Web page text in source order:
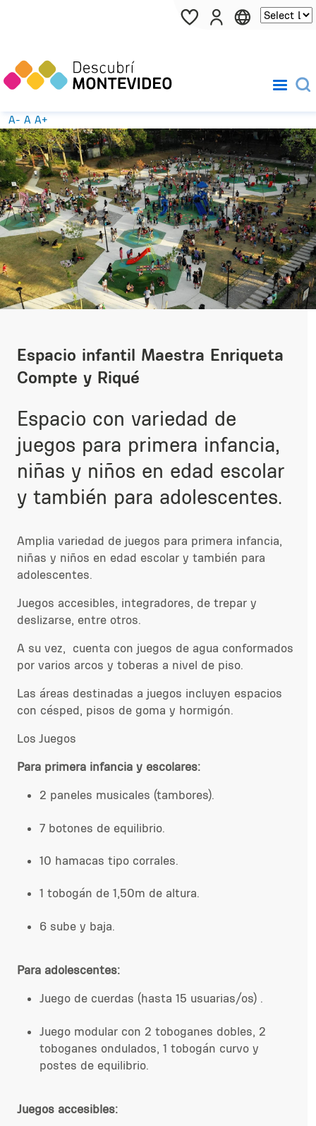
Pasar al contenido principal
A- A A+
Espacio infantil Maestra Enriqueta
Compte y Riqué
Espacio con variedad de
juegos para primera infancia,
niñas y niños en edad escolar
y también para adolescentes.
Amplia variedad de juegos para primera infancia,
niñas y niños en edad escolar y también para
adolescentes.
Juegos accesibles, integradores, de trepar y
deslizarse, entre otros.
A su vez, cuenta con juegos de agua conformados
por varios arcos y toberas a nivel de piso.
Las áreas destinadas a juegos incluyen espacios
con césped, pisos de goma y hormigón.
Los Juegos
Para primera infancia y escolares:
2 paneles musicales (tambores).
7 botones de equilibrio.
10 hamacas tipo corrales.
1 tobogán de 1,50m de altura.
6 sube y baja.
Para adolescentes:
Juego de cuerdas (hasta 15 usuarias/os) .
Juego modular con 2 toboganes dobles, 2
toboganes ondulados, 1 tobogán curvo y
postes de equilibrio.
Juegos accesibles: